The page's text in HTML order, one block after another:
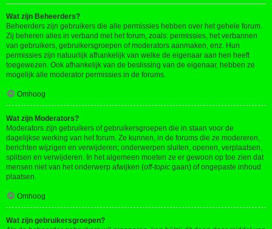
Wat zijn Beheerders?
Beheerders zijn gebruikers die alle permissies hebben over het gehele forum.
Zij beheren alles in verband met het forum, zoals: permissies, het verbannen
van gebruikers, gebruikersgroepen of moderators aanmaken, enz. Hun
permissies zijn natuurlijk afhankelijk van welke de eigenaar aan hen heeft
toegewezen. Ook afhankelijk van de beslissing van de eigenaar, hebben ze
mogelijk alle moderator permissies in de forums.
Omhoog
Wat zijn Moderators?
Moderators zijn gebruikers of gebruikersgroepen die in staan voor de
dagelijkse werking van het forum. Ze kunnen, in de forums die ze modereren,
berichten wijzigen en verwijderen; onderwerpen sluiten, openen, verplaatsen,
splitsen en verwijderen. In het algemeen moeten ze er gewoon op toe zien dat
mensen niet van het onderwerp afwijken (off-topic gaan) of ongepaste inhoud
plaatsen.
Omhoog
Wat zijn gebruikersgroepen?